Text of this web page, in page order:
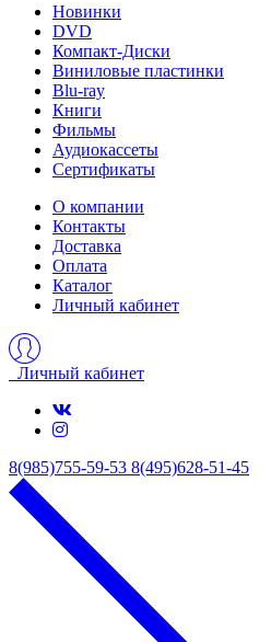
Новинки
DVD
Компакт-Диски
Виниловые пластинки
Blu-ray
Книги
Фильмы
Аудиокассеты
Сертификаты
О компании
Контакты
Доставка
Оплата
Каталог
Личный кабинет
Личный кабинет
8(985)755-59-53 8(495)628-51-45